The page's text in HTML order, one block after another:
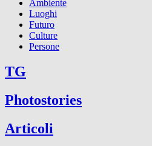
Ambiente
Luoghi
Futuro
Culture
Persone
TG
Photostories
Articoli